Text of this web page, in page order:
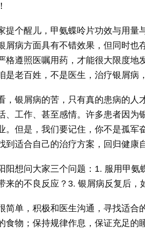
提个醒儿，甲氨蝶呤片功效与用量
屑病方面具有不错效果，但同时也
格遵照医嘱用药，才能很大限度地
是老百姓，不是医生，治疗银屑病
，银屑病的苦，只有真的患病的人
、工作、甚至感情。许多患者因为
。但是，我们要记住，你不是孤军
到适合自己的治疗方案，回归健康
阳想问大家三个问题：1. 服用甲
来的不良反应？3. 银屑病反复后，
简单，积极和医生沟通，寻找适合
食物；保持规律作息，保证充足的